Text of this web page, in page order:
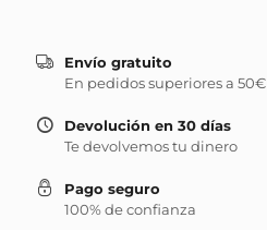
Envío gratuito
En pedidos superiores a 50€
Devolución en 30 días
Te devolvemos tu dinero
Pago seguro
100% de confianza